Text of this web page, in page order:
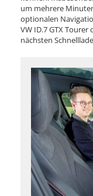
um mehrere
optionalen
VW ID.7 GTX
nächsten